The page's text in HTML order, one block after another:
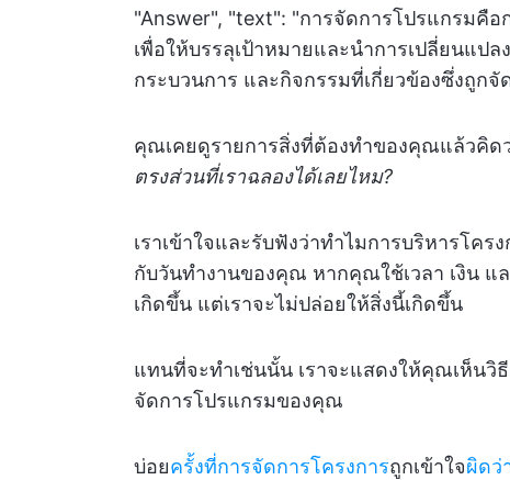
"Answer", "text": "การจัดการโปรแกรมคื
เพื่อให้บรรลุเป้าหมายและนำการเปลี่ยนแป
กระบวนการ และกิจกรรมที่เกี่ยวข้องซึ่งถูก
คุณเคยดูรายการสิ่งที่ต้องทำของคุณแล้วคิด
ตรงส่วนที่เราฉลองได้เลยไหม?
เราเข้าใจและรับฟังว่าทำไมการบริหารโค
กับวันทำงานของคุณ หากคุณใช้เวลา เงิน แ
เกิดขึ้น แต่เราจะไม่ปล่อยให้สิ่งนี้เกิดขึ้น
แทนที่จะทำเช่นนั้น เราจะแสดงให้คุณเห็นวิ
จัดการโปรแกรมของคุณ
บ่อยครั้งที่การจัดการโครงการถูกเข้าใจผิดว่